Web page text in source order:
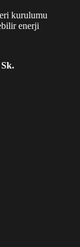
kurulumu
enerji